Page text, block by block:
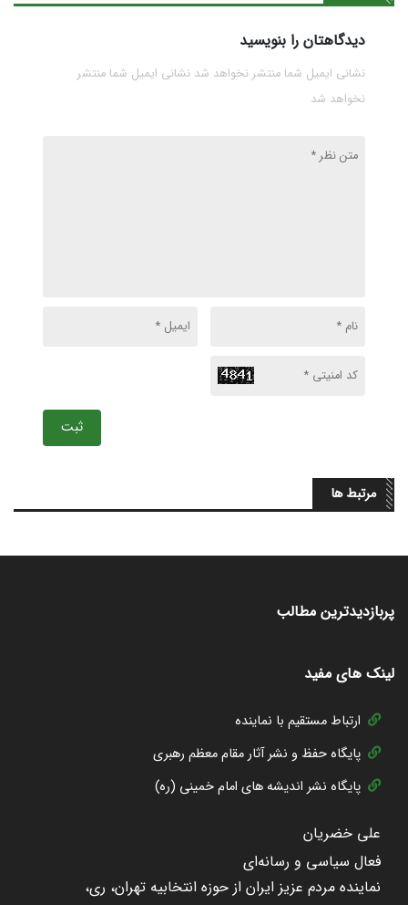
دیدگاهتان را بنویسید
نشانی ایمیل شما منتشر نخواهد شد نشانی ایمیل شما منتشر
نخواهد شد
ثبت
مرتبط ها
لینک های مفید
ارتباط مستقیم با نماینده
پایگاه حفظ و نشر آثار مقام معظم رهبری
پایگاه نشر اندیشه های امام خمینی (ره)
پربازدیدترین مطالب
علی خضریان
فعال سیاسی و رسانه‌ای
نماینده مردم عزیز ایران از حوزه انتخابیه تهران، ری،